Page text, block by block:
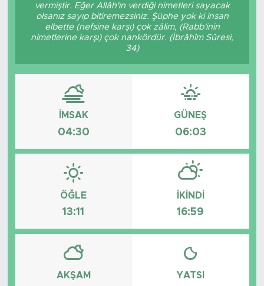
vermiştir. Eğer Allâh'ın verdiği nimetleri sayacak
olsanız sayıp bitiremezsiniz. Şüphe yok ki insan
elbette (nefsine karşı) çok zâlim, (Rabb'inin
nimetlerine karşı) çok nankördür. (İbrâhîm Sûresi,
34)
İMSAK
04:30
GÜNEŞ
06:03
ÖĞLE
13:11
İKINDI
16:59
AKŞAM YATSI